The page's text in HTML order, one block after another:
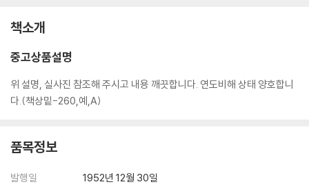
책소개
중고상품설명
위 설명, 실사진 참조해 주시고 내용 깨끗합니다. 연도비해 상태 양호합니
다.(책상밑-260,예,A)
품목정보
발행일
1952년 12월 30일